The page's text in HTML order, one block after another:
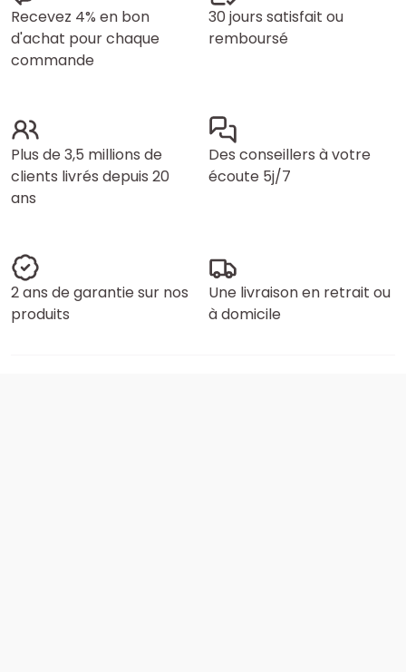
Recevez 4% en bon
d'achat pour chaque
commande
30 jours satisfait ou
remboursé
Plus de 3,5 millions de
clients livrés depuis 20
ans
Des conseillers à votre
écoute 5j/7
2 ans de garantie sur nos
produits
Une livraison en retrait ou
à domicile